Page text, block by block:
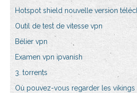
Hotspot shield nouvelle version
Outil de test de vitesse vpn
Bélier vpn
Examen vpn ipvanish
3. torrents
Où pouvez-vous regarder les vikings